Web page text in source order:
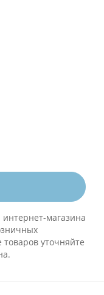
интернет-магазина
уточняйте